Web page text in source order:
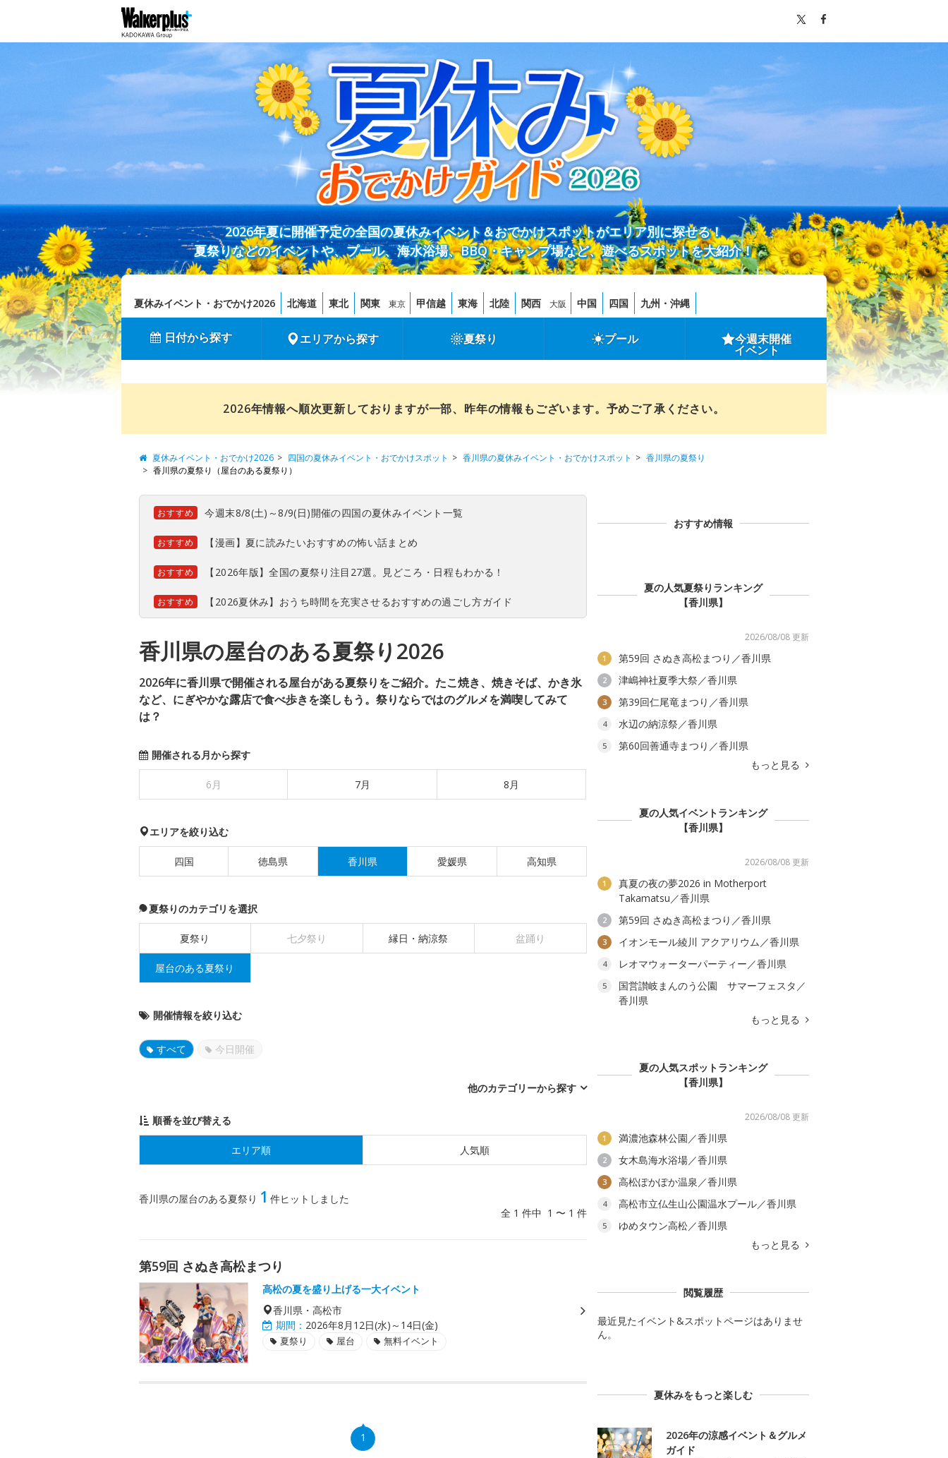
2026年夏に開催予定の全国の夏休みイベント＆おでかけスポットがエリア別に探せる！
夏祭りなどのイベントや、プール、海水浴場、BBQ・キャンプ場など、遊べるスポットを大紹介！
夏休みイベント・おでかけ2026 北海道 東北 関東 東京 甲信越 東海 北陸 関西 大阪 中国 四国 九州・沖縄
日付から探す エリアから探す 夏祭り プール 今週末開催
イベント
2026年情報へ順次更新しておりますが一部、昨年の情報もございます。予めご了承ください。
夏休みイベント・おでかけ2026 四国の夏休みイベント・おでかけスポット 香川県の夏休みイベント・おでかけスポット
香川県の夏祭り
香川県の夏祭り（屋台のある夏祭り）
おすすめ 今週末8/8(土)～8/9(日)開催の四国の夏休みイベント一覧
おすすめ 【漫画】夏に読みたいおすすめの怖い話まとめ
おすすめ 【2026年版】全国の夏祭り注目27選。見どころ・日程もわかる！
おすすめ 【2026夏休み】おうち時間を充実させるおすすめの過ごし方ガイド
香川県の屋台のある夏祭り2026
2026年に香川県で開催される屋台がある夏祭りをご紹介。たこ焼き、焼きそば、かき氷
など、にぎやかな露店で食べ歩きを楽しもう。祭りならではのグルメを満喫してみて
は？
開催される月から探す
6月 7月 8月
エリアを絞り込む
四国 徳島県 香川県 愛媛県 高知県
夏祭りのカテゴリを選択
夏祭り 七夕祭り 縁日・納涼祭 盆踊り
屋台のある夏祭り
開催情報を絞り込む
すべて 今日開催
他のカテゴリーから探す
順番を並び替える
エリア順 人気順
香川県の屋台のある夏祭り 1 件ヒットしました
全 1 件中 1 〜 1 件
第59回 さぬき高松まつり
高松の夏を盛り上げる一大イベント
香川県・高松市
期間： 2026年8月12日(水)～14日(金)
夏祭り 屋台 無料イベント
1
おすすめ情報
夏の人気夏祭りランキング
【香川県】
2026/08/08 更新
1 第59回 さぬき高松まつり／香川県
2 津嶋神社夏季大祭／香川県
3 第39回仁尾竜まつり／香川県
4 水辺の納涼祭／香川県
5
第60回善通寺まつり／香川県
もっと見る
夏の人気イベントランキング
【香川県】
2026/08/08 更新
1
真夏の夜の夢2026 in Motherport
Takamatsu／香川県
2 第59回 さぬき高松まつり／香川県
3 イオンモール綾川 アクアリウム／香川県
4 レオマウォーターパーティー／香川県
5
国営讃岐まんのう公園 サマーフェスタ／
香川県
もっと見る
夏の人気スポットランキング
【香川県】
2026/08/08 更新
1 満濃池森林公園／香川県
2 女木島海水浴場／香川県
3 高松ぽかぽか温泉／香川県
4 高松市立仏生山公園温水プール／香川県
5
ゆめタウン高松／香川県
もっと見る
閲覧履歴
最近見たイベント&スポットページはありませ
ん。
夏休みをもっと楽しむ
2026年の涼感イベント＆グルメ
ガイド